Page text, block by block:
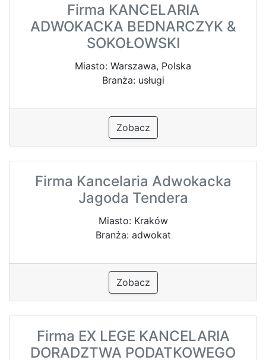
Firma KANCELARIA
ADWOKACKA BEDNARCZYK &
SOKOŁOWSKI
Miasto: Warszawa, Polska
Branża: usługi
Zobacz
Firma Kancelaria Adwokacka
Jagoda Tendera
Miasto: Kraków
Branża: adwokat
Zobacz
Firma EX LEGE KANCELARIA
DORADZTWA PODATKOWEGO